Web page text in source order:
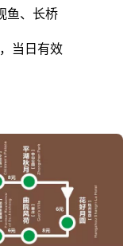
鱼、长桥
当日有效